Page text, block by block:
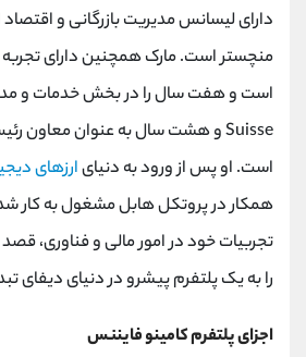
دارای لیسانس مدیریت بازرگانی و اقتصاد
منچستر است. مارک همچنین دارای
است. او پس از ورود به دنیایارزهای
همکار در پروتکل هابل مشغول به کار
تجربیات خود در امور مالی و فناوری،
را به یک پلتفرم پیشرو در دنیای دیفای
اجزای پلتفرم کامینو فایننس